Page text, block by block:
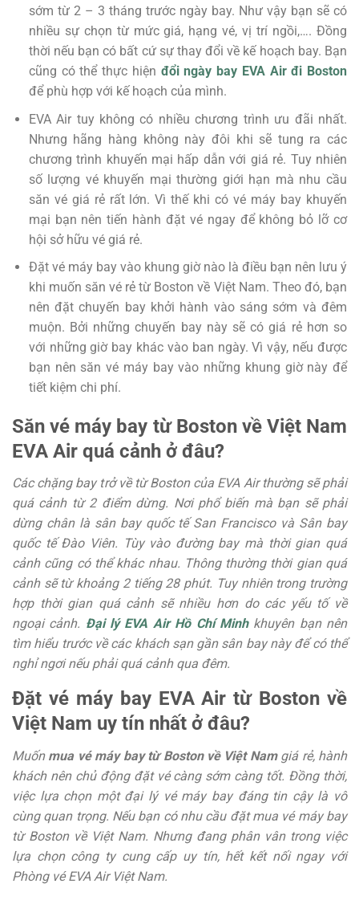
sớm từ 2 – 3 tháng trước ngày bay. Như vậy bạn sẽ có
nhiều sự chọn từ mức giá, hạng vé, vị trí ngồi,…. Đồng
thời nếu bạn có bất cứ sự thay đổi về kế hoạch bay. Bạn
cũng có thể thực hiện đổi ngày bay EVA Air đi Boston
để phù hợp với kế hoạch của mình.
EVA Air tuy không có nhiều chương trình ưu đãi nhất.
Nhưng hãng hàng không này đôi khi sẽ tung ra các
chương trình khuyến mại hấp dẫn với giá rẻ. Tuy nhiên
số lượng vé khuyến mại thường giới hạn mà nhu cầu
săn vé giá rẻ rất lớn. Vì thế khi có vé máy bay khuyến
mại bạn nên tiến hành đặt vé ngay để không bỏ lỡ cơ
hội sở hữu vé giá rẻ.
Đặt vé máy bay vào khung giờ nào là điều bạn nên lưu ý
khi muốn săn vé rẻ từ Boston về Việt Nam. Theo đó, bạn
nên đặt chuyến bay khởi hành vào sáng sớm và đêm
muộn. Bởi những chuyến bay này sẽ có giá rẻ hơn so
với những giờ bay khác vào ban ngày. Vì vậy, nếu được
bạn nên săn vé máy bay vào những khung giờ này để
tiết kiệm chi phí.
Săn vé máy bay từ Boston về Việt Nam
EVA Air quá cảnh ở đâu?
Các chặng bay trở về từ Boston của EVA Air thường sẽ phải
quá cảnh từ 2 điểm dừng. Nơi phổ biến mà bạn sẽ phải
dừng chân là sân bay quốc tế San Francisco và Sân bay
quốc tế Đào Viên. Tùy vào đường bay mà thời gian quá
cảnh cũng có thể khác nhau. Thông thường thời gian quá
cảnh sẽ từ khoảng 2 tiếng 28 phút. Tuy nhiên trong trường
hợp thời gian quá cảnh sẽ nhiều hơn do các yếu tố về
ngoại cảnh. Đại lý EVA Air Hồ Chí Minhkhuyên bạn nên
tìm hiểu trước về các khách sạn gần sân bay này để có thể
nghỉ ngơi nếu phải quá cảnh qua đêm.
Đặt vé máy bay EVA Air từ Boston về
Việt Nam uy tín nhất ở đâu?
Muốn mua vé máy bay từ Boston về Việt Nam giá rẻ, hành
khách nên chủ động đặt vé càng sớm càng tốt. Đồng thời,
việc lựa chọn một đại lý vé máy bay đáng tin cậy là vô
cùng quan trọng. Nếu bạn có nhu cầu đặt mua vé máy bay
từ Boston về Việt Nam. Nhưng đang phân vân trong việc
lựa chọn công ty cung cấp uy tín, hết kết nối ngay với
Phòng vé EVA Air Việt Nam.